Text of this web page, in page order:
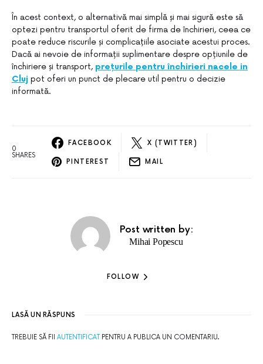
În acest context, o alternativă mai simplă și mai sigură este să
optezi pentru transportul oferit de firma de închirieri, ceea ce
poate reduce riscurile și complicațiile asociate acestui proces.
Dacă ai nevoie de informații suplimentare despre opțiunile de
închiriere și transport, prețurile pentru închirieri nacele in
Cluj pot oferi un punct de plecare util pentru o decizie
informată.
0
SHARES
FACEBOOK X (TWITTER)
PINTEREST MAIL
Post written by:
Mihai Popescu
FOLLOW
LASĂ UN RĂSPUNS
TREBUIE SĂ FII AUTENTIFICAT PENTRU A PUBLICA UN COMENTARIU.